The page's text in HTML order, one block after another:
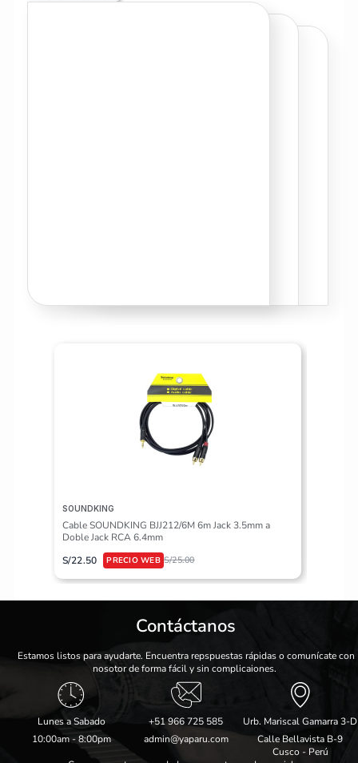
SOUNDKING
Cable SOUNDKING BJJ212/6M 6m Jack 3.5mm a
Doble Jack RCA 6.4mm
S/25.00
S/22.50
Contáctanos
Estamos listos para ayudarte. Encuentra repspuestas rápidas o comunícate con
nosotor de forma fácil y sin complicaiones.
Lunes a Sabado
10:00am - 8:00pm
+51 966 725 585
admin@yaparu.com
Urb. Mariscal Gamarra 3-D
Calle Bellavista B-9
Cusco - Perú